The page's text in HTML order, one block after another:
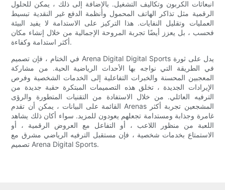
انبعاثات الكربون وتكاليف التشغيل. بالإضافة إلى ذلك ، يمكن للحلول
الرقمية مثل تذاكر الهاتف المحمول وأنظمة الدفع غير النقدية تبسيط
العمليات وتقليل النفايات. هذا التركيز على الاستدامة لا يفيد البيئة
فحسب ، بل يعزز أيضًا تجربة المروحة الإجمالية من خلال إنشاء مكان
أكثر استدامة وكفاءة.
في الختام ، فإن تصميم Arena Digital Digital Sports يدل على ثورة
في الطريقة التي نواجه بها الأحداث الرياضية الحية. من مشاركة
المعجبين المحسنة والخبرات التفاعلية إلى الخدمات الشخصية وفرص
الإيرادات الجديدة ، تخلق هذه التصميمات المبتكرة حقبة جديدة من
الترفيه العائلي. من خلال الاستفادة من التقنيات المتطورة والرؤى
القائمة على البيانات ، يمكن أن تقدم Arenas المشجعين تجربة أكثر
غامرة وجذابة ومستدامة تجعلهم يعودون للمزيد. سواء أكان ذلك يشاهد
اللعبة من منظور اللاعب ، أو التفاعل مع العروض الرقمية ، أو
الاستمتاع بخدمات شخصية ، فإن مستقبل الترفيه الرياضي مشرق مع
تصميم Arena Digital Sports.